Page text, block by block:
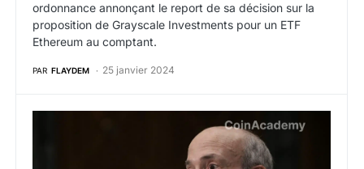
ordonnance annonçant le report de sa décision sur la
proposition de Grayscale Investments pour un ETF
Ethereum au comptant.
PAR FLAYDEM 25 janvier 2024
Ethereum : La SEC reporte sa décision sur la